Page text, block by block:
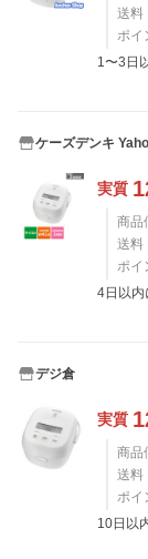
送料
ポイ
1〜3日
ケーズデンキ
実質
商品
送料
ポイ
4日以内
デジ倉
実質
商品
送料
ポイ
10日以